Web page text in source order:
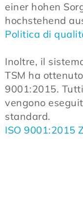
einer hohen
hochstehend
Politica di
Inoltre, il
TSM ha
9001:2015.
vengono
standard.
ISO 9001:2015